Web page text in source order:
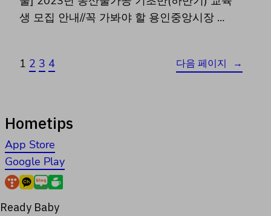
생 모집 안내//꼭 가봐야 할 용인중앙시장 …
1 2 3 4 다음 페이지 →
Hometips
App Store
Google Play
Ready Baby